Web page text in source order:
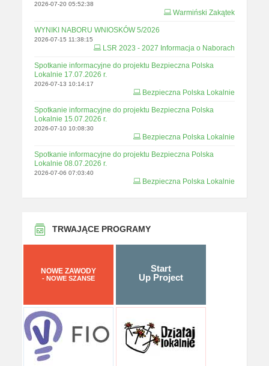
2026-07-20 05:52:38
Warmiński Zakątek
WYNIKI NABORU WNIOSKÓW 5/2026
2026-07-15 11:38:15
LSR 2023 - 2027 Informacja o Naborach
Spotkanie informacyjne do projektu Bezpieczna Polska
Lokalnie 17.07.2026 r.
2026-07-13 10:14:17
Bezpieczna Polska Lokalnie
Spotkanie informacyjne do projektu Bezpieczna Polska
Lokalnie 15.07.2026 r.
2026-07-10 10:08:30
Bezpieczna Polska Lokalnie
Spotkanie informacyjne do projektu Bezpieczna Polska
Lokalnie 08.07.2026 r.
2026-07-06 07:03:40
Bezpieczna Polska Lokalnie
TRWAJĄCE PROGRAMY
NOWE ZAWODY
- NOWE SZANSE
Start
Up Project